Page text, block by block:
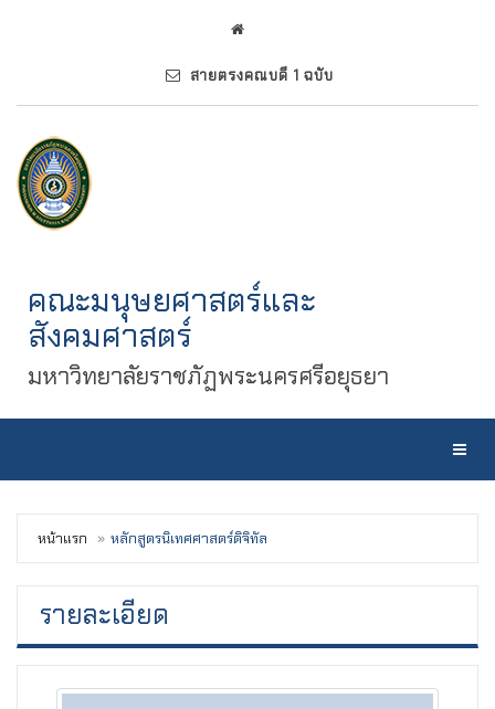
สายตรงคณบดี 1 ฉบับ
คณะมนุษยศาสตร์และ
สังคมศาสตร์
มหาวิทยาลัยราชภัฏพระนครศรีอยุธยา
หน้าแรก หลักสูตรนิเทศศาสตร์ดิจิทัล
รายละเอียด